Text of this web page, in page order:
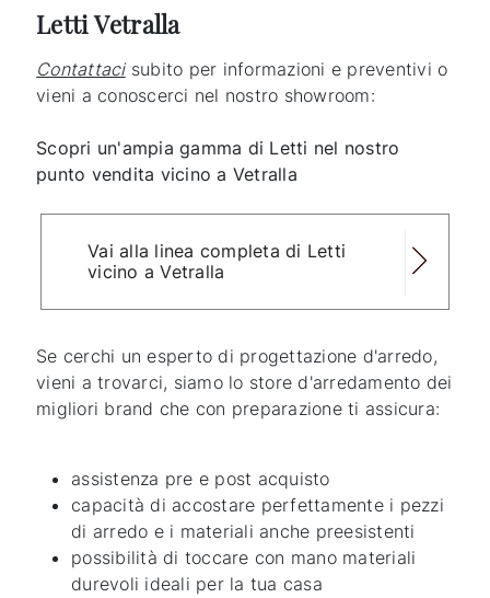
Letti Vetralla
Contattacisubito per informazioni e preventivi o
vieni a conoscerci nel nostro showroom:
Scopri un'ampia gamma di Letti nel nostro
punto vendita vicino a Vetralla
Vai alla linea completa di Letti
vicino a Vetralla
Se cerchi un esperto di progettazione d'arredo,
vieni a trovarci, siamo lo store d'arredamento dei
migliori brand che con preparazione ti assicura:
assistenza pre e post acquisto
capacità di accostare perfettamente i pezzi
di arredo e i materiali anche preesistenti
possibilità di toccare con mano materiali
durevoli ideali per la tua casa